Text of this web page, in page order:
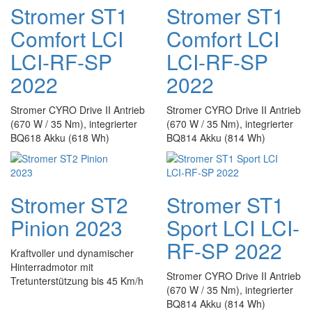
Stromer ST1
Comfort LCI
LCI-RF-SP
2022
Stromer CYRO Drive II Antrieb
(670 W / 35 Nm), integrierter
BQ618 Akku (618 Wh)
Stromer ST1
Comfort LCI
LCI-RF-SP
2022
Stromer CYRO Drive II Antrieb
(670 W / 35 Nm), integrierter
BQ814 Akku (814 Wh)
Stromer ST2
Pinion 2023
Kraftvoller und dynamischer
Hinterradmotor mit
Tretunterstützung bis 45 Km/h
Stromer ST1
Sport LCI LCI-
RF-SP 2022
Stromer CYRO Drive II Antrieb
(670 W / 35 Nm), integrierter
BQ814 Akku (814 Wh)